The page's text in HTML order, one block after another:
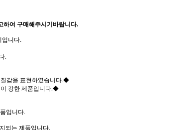
하여 구매해주시기바랍니다.
입니다.
.
감을 표현하였습니다.◆
강한 제품입니다.◆
입니다.
되는 제품입니다.